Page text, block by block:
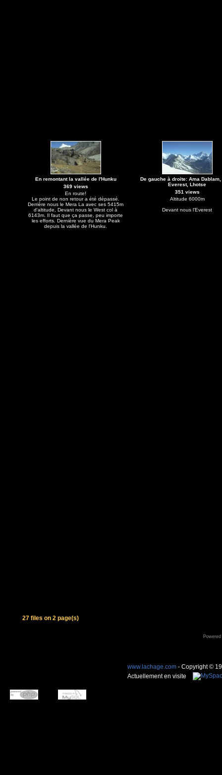
En remontant la vallée de l'Hunku
369 views
En route!
Le point de non retour a été dépassé.
Derrière nous le Mera La avec ses 5415m
d'altitude, Devant nous le West col à
6143m. Il faut que ça passe, peu importe
les efforts. Dernière vue du Mera Peak
depuis la vallée de l'Hunku.
De gauche à droite: Ama Dablam,
Everest, Lhotse
351 views
Altitude 6000m
Devant nous l'Everest
27 files on 2 page(s)
www.lachage.com - Copyright ©
Actuellement en visite